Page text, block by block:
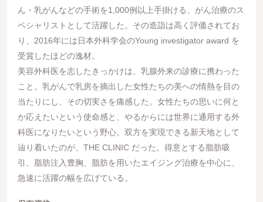
ん・乳がんなどの手術を1,000例以上手掛ける、がん治療のス
ペシャリストとして活躍した。その造詣は高く評価されてお
り、2016年には日本外科学会のYoung investigator award を
受賞したほどの逸材。
美容外科医を志したきっかけは、乳腺外来の診療に携わった
こと。乳がんで乳房を摘出した女性たちの美への情熱を目の
当たりにし、その切実さを痛感した。女性たちの思いに何と
か応えたいという使命感と、やるからには世界に通用する外
科医になりたいという野心。双方を実現できる新天地として
辿り着いたのが、THE CLINIC だった。得意とする脂肪吸
引、脂肪注入豊胸、脂肪を用いたエイジング治療を中心に、
急速に活躍の幅を広げている。